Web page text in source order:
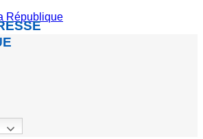
République